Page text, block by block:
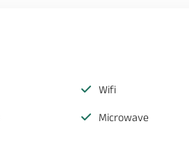
Wifi
Microwave